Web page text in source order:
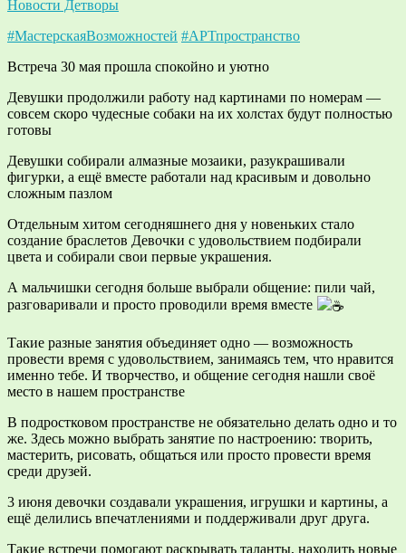
Новости Детворы
#МастерскаяВозможностей #АРТпространство
Встреча 30 мая прошла спокойно и уютно
Девушки продолжили работу над картинами по номерам —
совсем скоро чудесные собаки на их холстах будут полностью
готовы
Девушки собирали алмазные мозаики, разукрашивали
фигурки, а ещё вместе работали над красивым и довольно
сложным пазлом
Отдельным хитом сегодняшнего дня у новеньких стало
создание браслетов Девочки с удовольствием подбирали
цвета и собирали свои первые украшения.
А мальчишки сегодня больше выбрали общение: пили чай,
разговаривали и просто проводили время вместе
Такие разные занятия объединяет одно — возможность
провести время с удовольствием, занимаясь тем, что нравится
именно тебе. И творчество, и общение сегодня нашли своё
место в нашем пространстве
В подростковом пространстве не обязательно делать одно и то
же. Здесь можно выбрать занятие по настроению: творить,
мастерить, рисовать, общаться или просто провести время
среди друзей.
3 июня девочки создавали украшения, игрушки и картины, а
ещё делились впечатлениями и поддерживали друг друга.
Такие встречи помогают раскрывать таланты, находить новые